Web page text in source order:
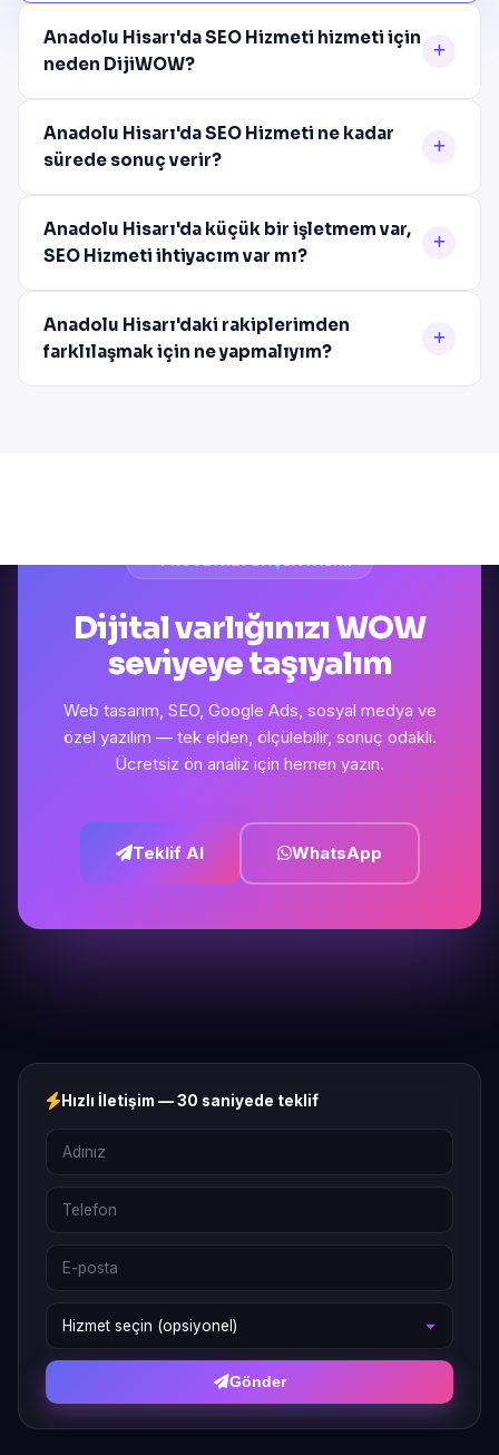
Anadolu Hisarı'da SEO Hizmeti hizmeti için
neden DijiWOW?
Anadolu Hisarı'da SEO Hizmeti ne kadar
sürede sonuç verir?
Anadolu Hisarı'da küçük bir işletmem var,
SEO Hizmeti ihtiyacım var mı?
Anadolu Hisarı'daki rakiplerimden
farklılaşmak için ne yapmalıyım?
Dijital varlığınızı WOW
seviyeye taşıyalım
Web tasarım, SEO, Google Ads, sosyal medya ve
özel yazılım — tek elden, ölçülebilir, sonuç odaklı.
Ücretsiz ön analiz için hemen yazın.
Teklif Al WhatsApp
Hızlı İletişim — 30 saniyede teklif
Gönder